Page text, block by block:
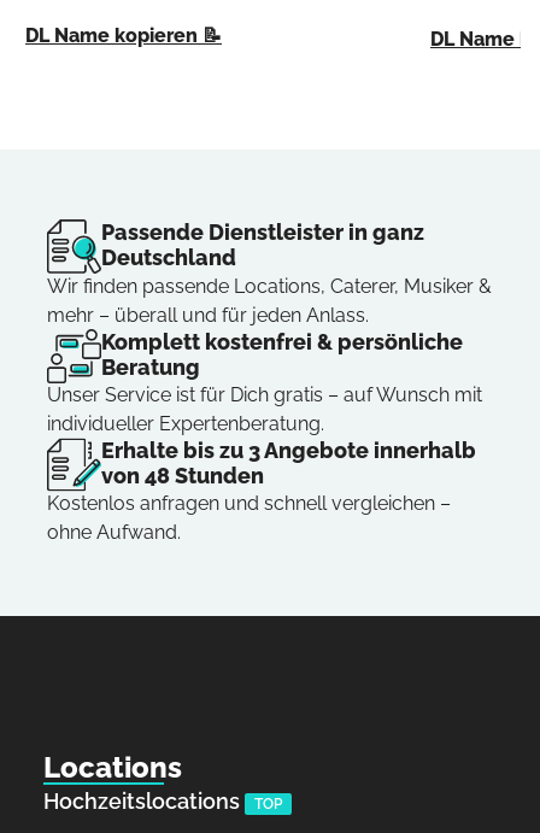
DL Name kopieren 📝 DL Name
Passende Dienstleister in ganz
Deutschland
Wir finden passende Locations, Caterer, Musiker &
mehr – überall und für jeden Anlass.
Komplett kostenfrei & persönliche
Beratung
Unser Service ist für Dich gratis – auf Wunsch mit
individueller Expertenberatung.
Erhalte bis zu 3 Angebote innerhalb
von 48 Stunden
Kostenlos anfragen und schnell vergleichen –
ohne Aufwand.
Locations
Hochzeitslocations TOP